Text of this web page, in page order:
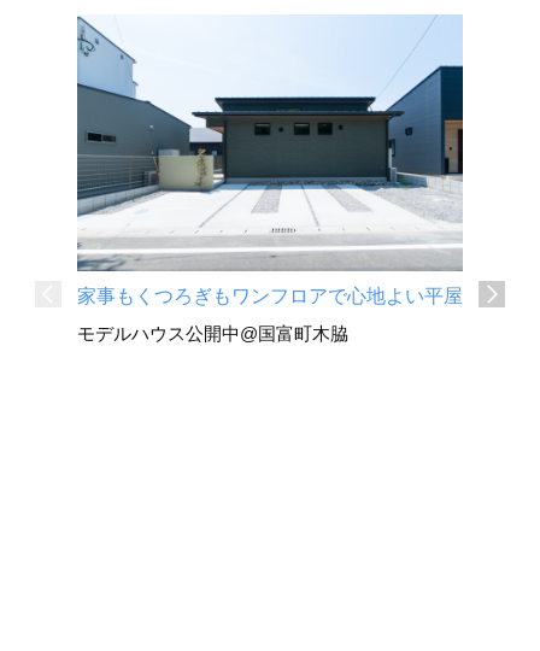
家事もくつろぎもワンフロアで心地よい平屋
モデルハウス公開中@国富町木脇
深い軒